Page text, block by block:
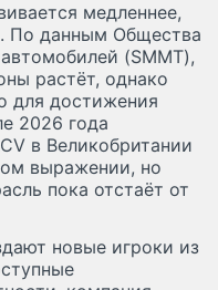
медленнее,
По данным Общества
(SMMT),
растёт, однако
для достижения
2026 года
в Великобритании
выражении, но
пока отстаёт от
новые игроки из